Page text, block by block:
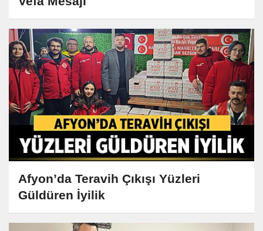
Afyon’da Teravih Çıkışı Yüzleri
Güldüren İyilik